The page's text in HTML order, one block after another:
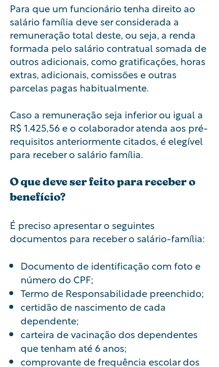
Para que um funcionário tenha direito ao
salário família deve ser considerada a
remuneração total deste, ou seja, a renda
formada pelo salário contratual somada de
outros adicionais, como gratificações, horas
extras, adicionais, comissões e outras
parcelas pagas habitualmente.
Caso a remuneração seja inferior ou igual a
R$ 1.425,56 e o colaborador atenda aos pré-
requisitos anteriormente citados, é elegível
para receber o salário família.
O que deve ser feito para receber o
benefício?
É preciso apresentar o seguintes
documentos para receber o salário-família:
Documento de identificação com foto e
número do CPF;
Termo de Responsabilidade preenchido;
certidão de nascimento de cada
dependente;
carteira de vacinação dos dependentes
que tenham até 6 anos;
comprovante de frequência escolar dos